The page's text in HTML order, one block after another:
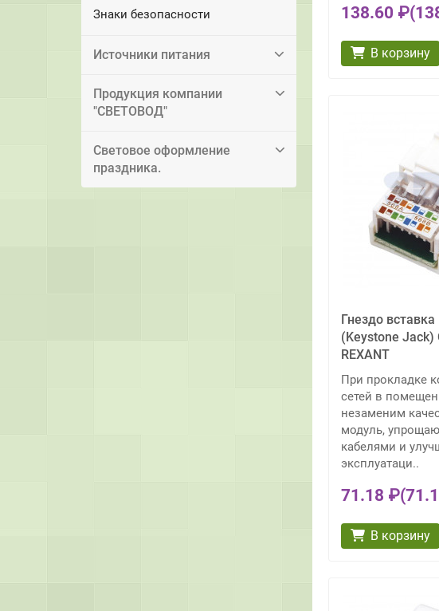
Знаки безопасности
Источники питания
Продукция компании
"СВЕТОВОД"
Световое оформление
праздника.
138.60 ₽
В корзину
Гнездо вставка
(Keystone Jack)
REXANT
При прокладке
сетей в
незаменим
модуль,
кабелями и
эксплуатаци..
71.18 ₽
В корзину